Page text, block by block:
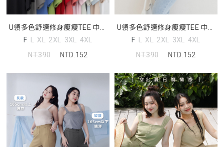
U領多色舒適修身瘦瘦TEE 中大
尺碼上衣
F L XL 2XL 3XL 4XL
NT.390
NTD.152
U領多色舒適修身瘦瘦TEE 中大
尺碼上衣
F L XL 2XL 3XL 4XL
NT.390
NTD.152